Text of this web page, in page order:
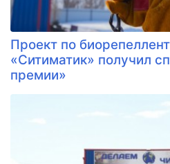
​Проект по
«Ситиматик» получил
премии»